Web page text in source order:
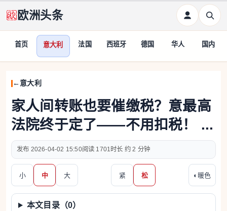
欧洲头条
首页 意大利 法国 西班牙 德国 华人 国内
意大利
家人间转账也要催缴税？意最高
法院终于定了——不用扣税！ ...
2026-04-02 15:50 1701 约 2 分钟
小 中 大 紧 松 ◐ 暖色
本文目录（0）